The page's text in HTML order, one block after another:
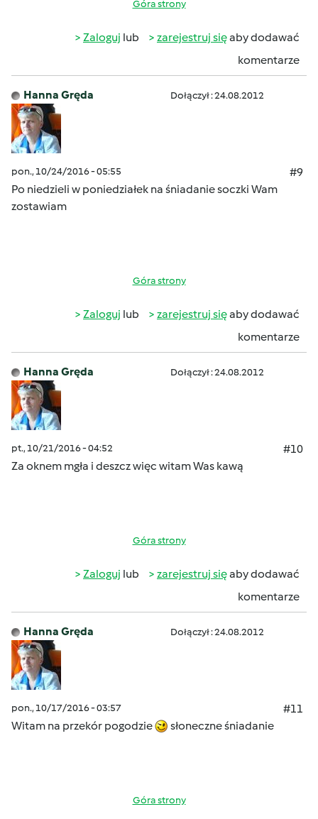
Góra strony
Zaloguj lub zarejestruj sięaby dodawać
komentarze
Hanna Gręda Dołączył : 24.08.2012
pon., 10/24/2016 - 05:55
#9
Po niedzieli w poniedziałek na śniadanie soczki Wam
zostawiam
Góra strony
Zaloguj lub zarejestruj sięaby dodawać
komentarze
Hanna Gręda Dołączył : 24.08.2012
pt., 10/21/2016 - 04:52
#10
Za oknem mgła i deszcz więc witam Was kawą
Góra strony
Zaloguj lub zarejestruj sięaby dodawać
komentarze
Hanna Gręda Dołączył : 24.08.2012
pon., 10/17/2016 - 03:57
#11
Witam na przekór pogodzie
słoneczne śniadanie
Góra strony